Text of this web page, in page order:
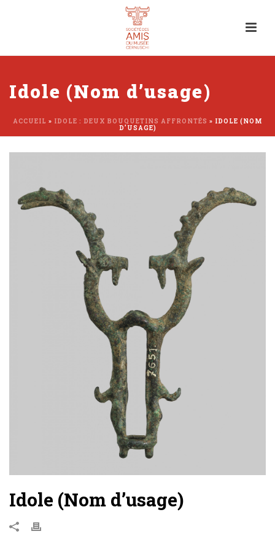
Idole (Nom d’usage)
ACCUEIL » IDOLE : DEUX BOUQUETINS AFFRONTÉS » IDOLE (NOM
D’USAGE)
Idole (Nom d’usage)